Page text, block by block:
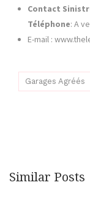
Contact
Téléphone: A
E-mail :
Garages Agréés
Similar Posts